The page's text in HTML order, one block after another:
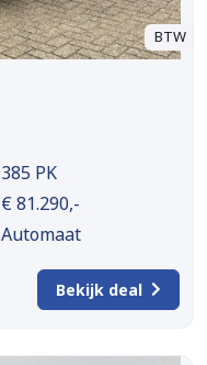
BTW
385 PK
€ 81.290,-
Automaat
Bekijk deal